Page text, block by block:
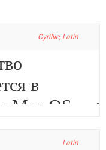
Cyrillic, Latin
Latin